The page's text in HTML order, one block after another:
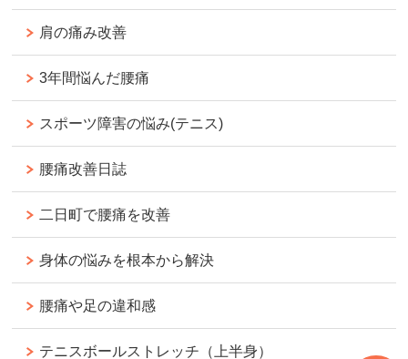
肩の痛み改善
3年間悩んだ腰痛
スポーツ障害の悩み(テニス)
腰痛改善日誌
二日町で腰痛を改善
身体の悩みを根本から解決
腰痛や足の違和感
テニスボールストレッチ（上半身）